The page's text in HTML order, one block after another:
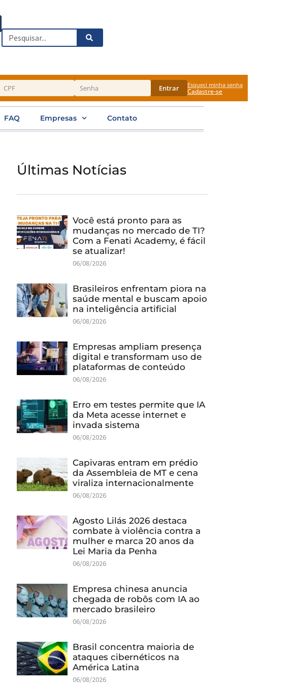
Search
Entrar Esqueci minha senha
Cadastre-se
FAQ Empresas Contato
Últimas Notícias
Você está pronto para as
mudanças no mercado de TI?
Com a Fenati Academy, é fácil
se atualizar!
06/08/2026
Brasileiros enfrentam piora na
saúde mental e buscam apoio
na inteligência artificial
06/08/2026
Empresas ampliam presença
digital e transformam uso de
plataformas de conteúdo
06/08/2026
Erro em testes permite que IA
da Meta acesse internet e
invada sistema
06/08/2026
Capivaras entram em prédio
da Assembleia de MT e cena
viraliza internacionalmente
06/08/2026
Agosto Lilás 2026 destaca
combate à violência contra a
mulher e marca 20 anos da
Lei Maria da Penha
06/08/2026
Empresa chinesa anuncia
chegada de robôs com IA ao
mercado brasileiro
06/08/2026
Brasil concentra maioria de
ataques cibernéticos na
América Latina
06/08/2026